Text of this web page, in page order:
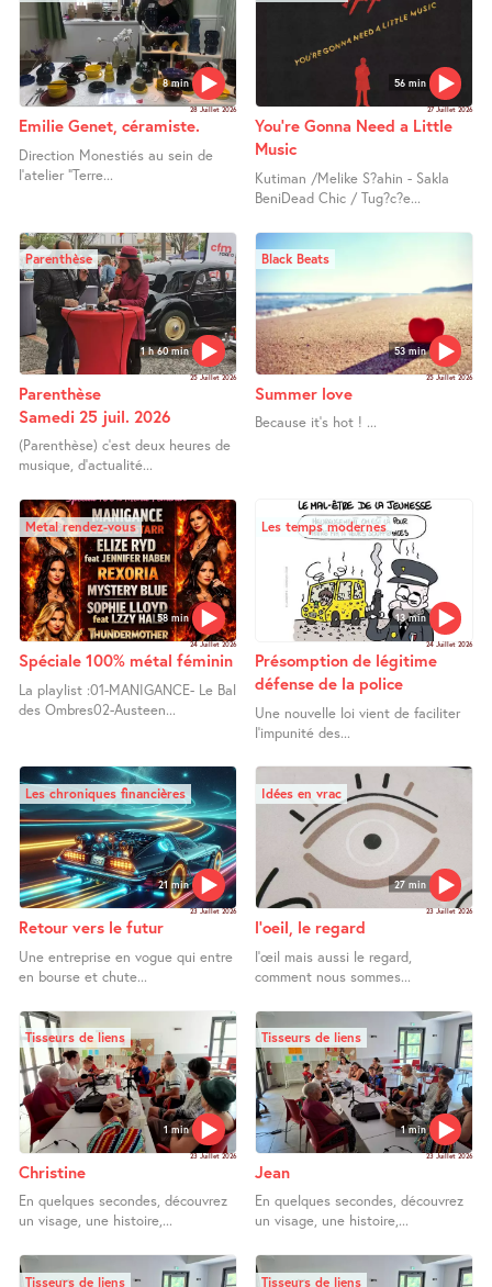
8 min
28 Juillet 2026
Emilie Genet, céramiste.
Direction Monestiés au sein de
l’atelier "Terre...
56 min
27 Juillet 2026
You’re Gonna Need a Little
Music
Kutiman /Melike S?ahin - Sakla
BeniDead Chic / Tug?c?e...
1 h 60 min
Parenthèse
25 Juillet 2026
Parenthèse
Samedi 25 juil. 2026
(Parenthèse) c’est deux heures de
musique, d’actualité...
53 min
Black Beats
25 Juillet 2026
Summer love
Because it’s hot ! ...
58 min
Metal rendez-vous
24 Juillet 2026
Spéciale 100% métal féminin
La playlist :01-MANIGANCE- Le Bal
des Ombres02-Austeen...
13 min
Les temps modernes
24 Juillet 2026
Présomption de légitime
défense de la police
Une nouvelle loi vient de faciliter
l’impunité des...
21 min
Les chroniques financières
23 Juillet 2026
Retour vers le futur
Une entreprise en vogue qui entre
en bourse et chute...
27 min
Idées en vrac
23 Juillet 2026
l’oeil, le regard
l’œil mais aussi le regard,
comment nous sommes...
1 min
Tisseurs de liens
23 Juillet 2026
Christine
En quelques secondes, découvrez
un visage, une histoire,...
1 min
Tisseurs de liens
23 Juillet 2026
Jean
En quelques secondes, découvrez
un visage, une histoire,...
Tisseurs de liens Tisseurs de liens